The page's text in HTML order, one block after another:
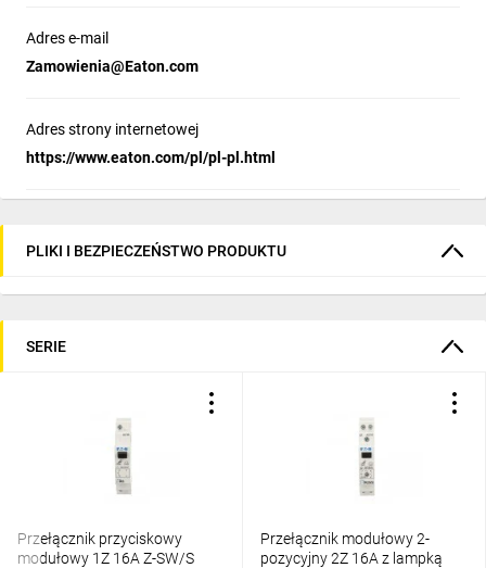
Adres e-mail
Zamowienia@Eaton.com
Adres strony internetowej
https://www.eaton.com/pl/pl-pl.html
PLIKI I BEZPIECZEŃSTWO PRODUKTU
SERIE
Przełącznik przyciskowy
modułowy 1Z 16A Z-SW/S
Przełącznik modułowy 2-
pozycyjny 2Z 16A z lampką